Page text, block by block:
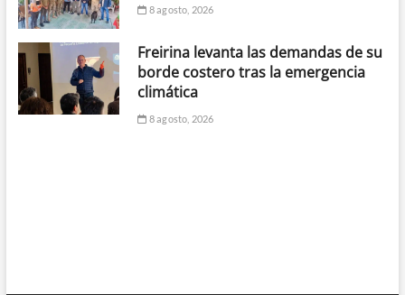
8 agosto, 2026
Freirina levanta las demandas de su
borde costero tras la emergencia
climática
8 agosto, 2026